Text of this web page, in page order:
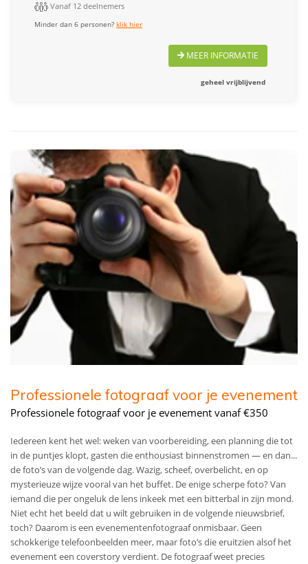
Vanaf 12 deelnemers
Minder dan 6 personen?klik hier
MEER INFORMATIE
geheel vrijblijvend
Professionele fotograaf voor je evenement
Professionele fotograaf voor je evenement vanaf €350
Iedereen kent het wel: weken van voorbereiding, een planning die tot
in de puntjes klopt, gasten die enthousiast binnenstromen — en dan...
de foto’s van de volgende dag. Wazig, scheef, overbelicht, en op
mysterieuze wijze vooral van het buffet. De enige scherpe foto? Van
iemand die per ongeluk de lens inkeek met een bitterbal in zijn mond.
Niet echt het beeld dat u wilt gebruiken in de volgende nieuwsbrief,
toch? Daarom is een evenementenfotograaf onmisbaar. Geen
schokkerige telefoonbeelden meer, maar foto’s die eruitzien alsof het
evenement een coverstory verdient. De fotograaf weet precies